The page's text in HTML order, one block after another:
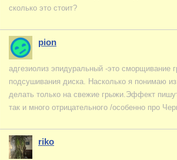
сколько это стоит?
pion
адгезиолиз эпидуральный -это сморщивание
подсушивания диска. Насколько я понимаю
делать только на свежие грыжи.Эффект
так и много отрицательного /особенно про
riko